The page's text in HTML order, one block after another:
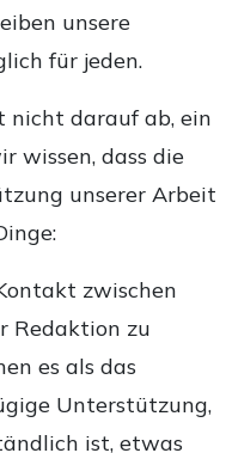
unsere
für jeden.
nicht darauf ab, ein
wissen, dass die
unserer Arbeit
zwischen
Redaktion zu
es als das
Unterstützung,
ist, etwas